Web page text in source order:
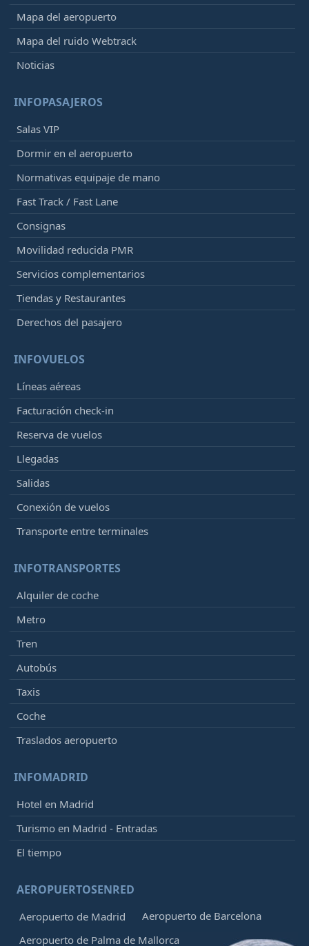
Mapa del aeropuerto
Mapa del ruido Webtrack
Noticias
INFOPASAJEROS
Salas VIP
Dormir en el aeropuerto
Normativas equipaje de mano
Fast Track / Fast Lane
Consignas
Movilidad reducida PMR
Servicios complementarios
Tiendas y Restaurantes
Derechos del pasajero
INFOVUELOS
Líneas aéreas
Facturación check-in
Reserva de vuelos
Llegadas
Salidas
Conexión de vuelos
Transporte entre terminales
INFOTRANSPORTES
Alquiler de coche
Metro
Tren
Autobús
Taxis
Coche
Traslados aeropuerto
INFOMADRID
Hotel en Madrid
Turismo en Madrid - Entradas
El tiempo
AEROPUERTOSENRED
Aeropuerto de Madrid
Aeropuerto de Barcelona
Aeropuerto de Palma de Mallorca